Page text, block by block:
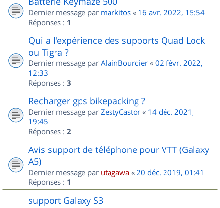
Dernier message par markitos « 16 avr. 2022, 15:54
Réponses : 1
Qui a l'expérience des supports Quad Lock
ou Tigra ?
Dernier message par AlainBourdier « 02 févr. 2022,
12:33
Réponses : 3
Recharger gps bikepacking ?
Dernier message par ZestyCastor « 14 déc. 2021,
19:45
Réponses : 2
Avis support de téléphone pour VTT (Galaxy
A5)
Dernier message par utagawa « 20 déc. 2019, 01:41
Réponses : 1
support Galaxy S3